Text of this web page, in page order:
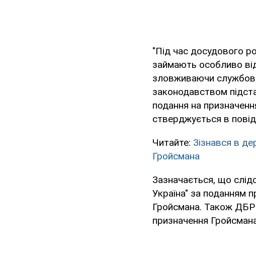
"Під час досудового
займають особливо
зловживаючи
законодавством
подання на
стверджується в
Читайте: Зізнався в
Гройсмана
Зазначається, що
Україна" за поданням
Гройсмана. Також ДБР
призначення